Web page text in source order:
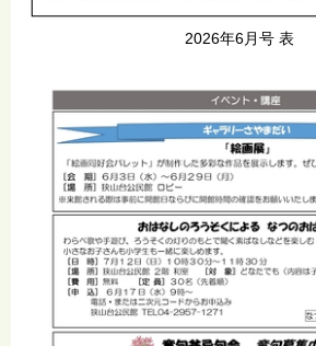
2026年6月号 表